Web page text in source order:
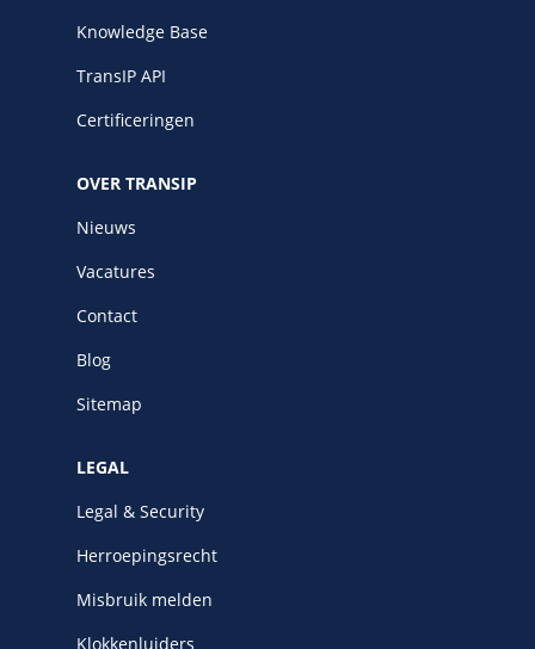
Knowledge Base
TransIP API
Certificeringen
OVER TRANSIP
Nieuws
Vacatures
Contact
Blog
Sitemap
LEGAL
Legal & Security
Herroepingsrecht
Misbruik melden
Klokkenluiders